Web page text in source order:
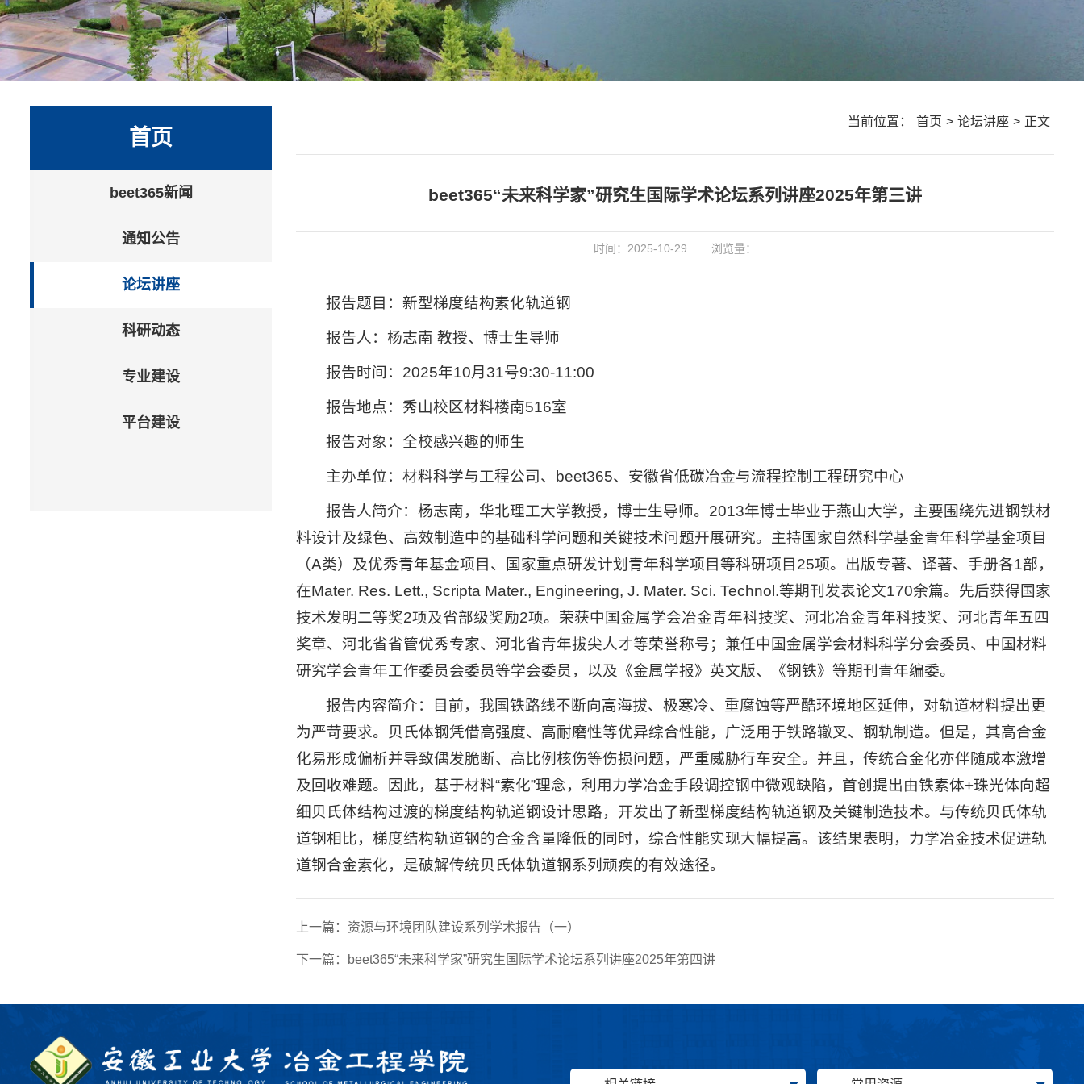
首页
beet365新闻
通知公告
论坛讲座
科研动态
专业建设
平台建设
当前位置： 首页 > 论坛讲座 > 正文
beet365“未来科学家”研究生国际学术论坛系列讲座2025年第三讲
时间：2025-10-29 浏览量：
报告题目：新型梯度结构素化轨道钢
报告人：杨志南 教授、博士生导师
报告时间：2025年10月31号9:30-11:00
报告地点：秀山校区材料楼南516室
报告对象：全校感兴趣的师生
主办单位：材料科学与工程公司、beet365、安徽省低碳冶金与流程控制工程研究中心
报告人简介：杨志南，华北理工大学教授，博士生导师。2013年博士毕业于燕山大学，主要围绕先进钢铁材
料设计及绿色、高效制造中的基础科学问题和关键技术问题开展研究。主持国家自然科学基金青年科学基金项目
（A类）及优秀青年基金项目、国家重点研发计划青年科学项目等科研项目25项。出版专著、译著、手册各1部，
在Mater. Res. Lett., Scripta Mater., Engineering, J. Mater. Sci. Technol.等期刊发表论文170余篇。先后获得国家
技术发明二等奖2项及省部级奖励2项。荣获中国金属学会冶金青年科技奖、河北冶金青年科技奖、河北青年五四
奖章、河北省省管优秀专家、河北省青年拔尖人才等荣誉称号；兼任中国金属学会材料科学分会委员、中国材料
研究学会青年工作委员会委员等学会委员，以及《金属学报》英文版、《钢铁》等期刊青年编委。
报告内容简介：目前，我国铁路线不断向高海拔、极寒冷、重腐蚀等严酷环境地区延伸，对轨道材料提出更
为严苛要求。贝氏体钢凭借高强度、高耐磨性等优异综合性能，广泛用于铁路辙叉、钢轨制造。但是，其高合金
化易形成偏析并导致偶发脆断、高比例核伤等伤损问题，严重威胁行车安全。并且，传统合金化亦伴随成本激增
及回收难题。因此，基于材料“素化”理念，利用力学冶金手段调控钢中微观缺陷，首创提出由铁素体+珠光体向超
细贝氏体结构过渡的梯度结构轨道钢设计思路，开发出了新型梯度结构轨道钢及关键制造技术。与传统贝氏体轨
道钢相比，梯度结构轨道钢的合金含量降低的同时，综合性能实现大幅提高。该结果表明，力学冶金技术促进轨
道钢合金素化，是破解传统贝氏体轨道钢系列顽疾的有效途径。
上一篇： 资源与环境团队建设系列学术报告（一）
下一篇： beet365“未来科学家”研究生国际学术论坛系列讲座2025年第四讲